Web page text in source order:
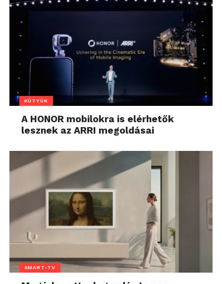
KÜTYÜK
A HONOR mobilokra is elérhetők
lesznek az ARRI megoldásai
SMART-TV